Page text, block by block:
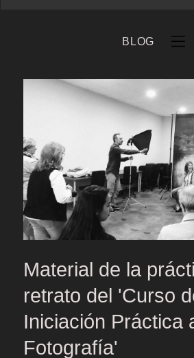
BLOG
Material de la
retrato del 'Curso
Iniciación Práctica
Fotografía'